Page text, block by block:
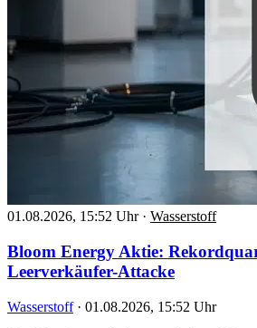
01.08.2026, 15:52 Uhr · Wasserstoff
Bloom Energy Aktie:
Leerverkäufer-Attacke
Wasserstoff · 01.08.2026, 15:52 Uhr